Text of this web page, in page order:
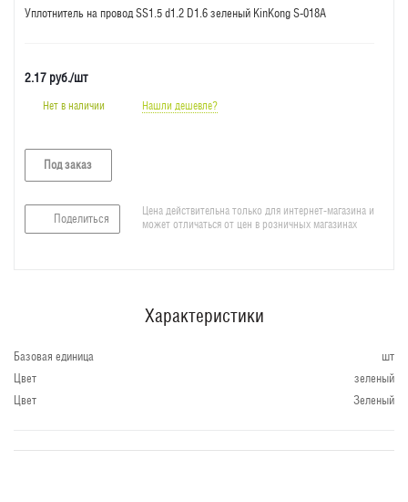
Уплотнитель на провод SS1.5 d1.2 D1.6 зеленый KinKong S-018A
2.17 руб./шт
Нет в наличии Нашли дешевле?
Под заказ
Поделиться
Цена действительна только для интернет-магазина и
может отличаться от цен в розничных магазинах
Характеристики
Базовая единица
шт
Цвет
зеленый
Цвет
Зеленый